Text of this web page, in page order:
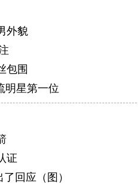
1月21日，李敏镐主演的由
，。6月14日，李敏镐主演的
首次加盟中文电影，9月起正
发布，30日在日本发行，在没
1月15日，李敏镐发行出道9
电影之夜获颁亚洲电影先锋人
李敏镐被韩国保健福祉部授予
众文化艺术部门唯一的艺人。
外貌
包围
明星第一位
证
回应（图）